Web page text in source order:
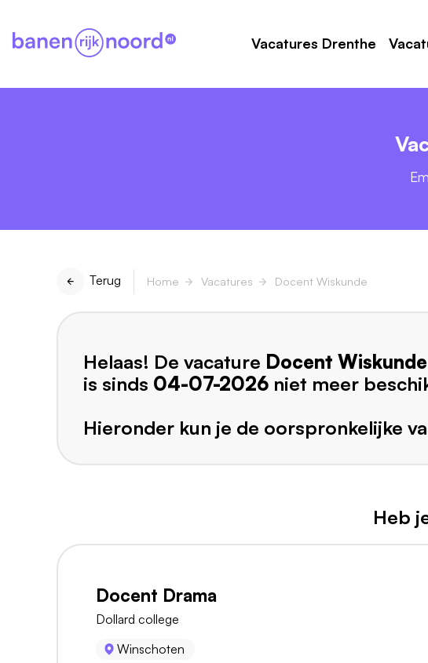
Vacatures Drenthe
Terug Home Vacatures Docent Wiskunde
Helaas! De vacature Docent Wiskunde
is sinds 04-07-2026 niet meer
Hieronder kun je de oorspronkelijke
Heb
Docent Drama
Dollard college
Winschoten